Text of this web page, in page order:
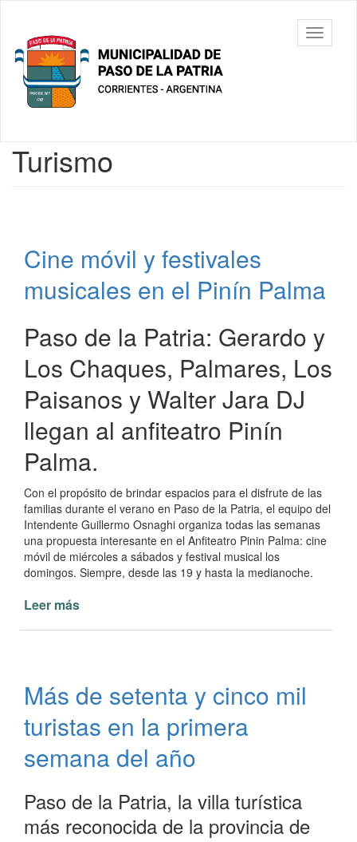
contenido
principal
Municipalidad
de Paso De
La Patria
barra
Contenido
Turismo
Cine móvil y festivales
musicales en el Pinín Palma
Paso de la Patria: Gerardo y
Los Chaques, Palmares, Los
Paisanos y Walter Jara DJ
llegan al anfiteatro Pinín
Palma.
Con el propósito de brindar espacios para el disfrute de las
familias durante el verano en Paso de la Patria, el equipo del
Intendente Guillermo Osnaghi organiza todas las semanas
una propuesta interesante en el Anfiteatro Pinin Palma: cine
móvil de miércoles a sábados y festival musical los
domingos. Siempre, desde las 19 y hasta la medianoche.
Leer más
musicales
en
el
Palma
Más de setenta y cinco mil
turistas en la primera
semana del año
Paso de la Patria, la villa turística
más reconocida de la provincia de